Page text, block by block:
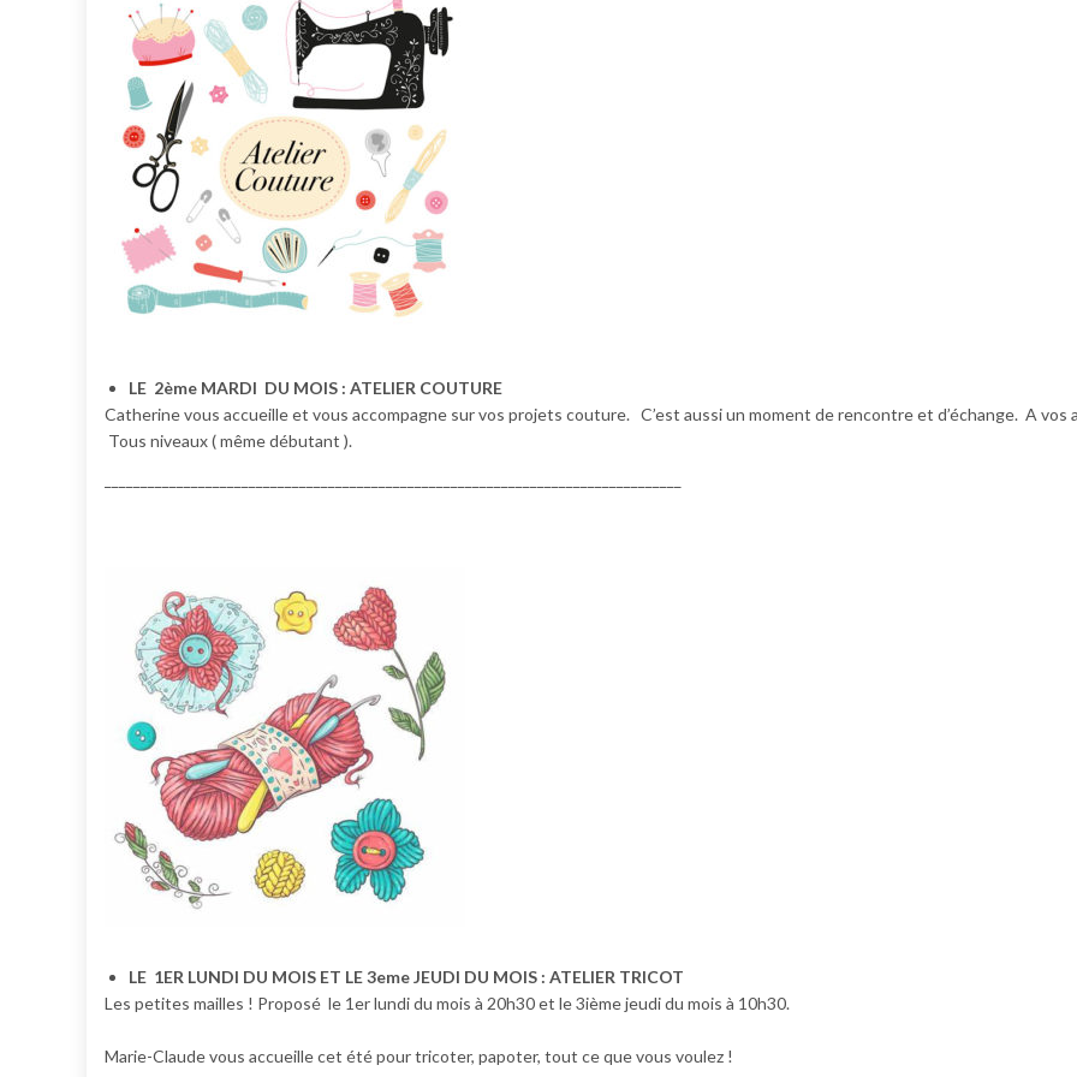
LE 2ème MARDI DU MOIS : ATELIER COUTURE
Catherine vous accueille et vous accompagne sur vos projets couture. C’est aussi un moment de rencontre et d’échange. A vos
Tous niveaux ( même débutant ).
LE 1ER LUNDI DU MOIS ET LE 3eme JEUDI DU MOIS : ATELIER TRICOT
Les petites mailles ! Proposé le 1er lundi du mois à 20h30 et le 3ième jeudi du mois à 10h30.
Marie-Claude vous accueille cet été pour tricoter, papoter, tout ce que vous voulez !